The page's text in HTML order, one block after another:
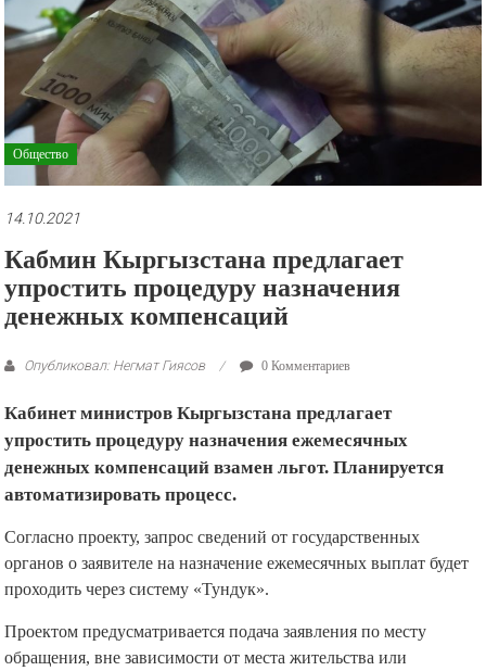
рекламные
ролики
презентации.
Общество
14.10.2021
Кабмин Кыргызстана предлагает
упростить процедуру назначения
денежных компенсаций
Опубликовал: Негмат Гиясов 0 Комментариев
Кабинет министров Кыргызстана предлагает
упростить процедуру назначения ежемесячных
денежных компенсаций взамен льгот. Планируется
автоматизировать процесс.
Согласно проекту, запрос сведений от государственных
органов о заявителе на назначение ежемесячных выплат будет
проходить через систему «Тундук».
Проектом предусматривается подача заявления по месту
обращения, вне зависимости от места жительства или